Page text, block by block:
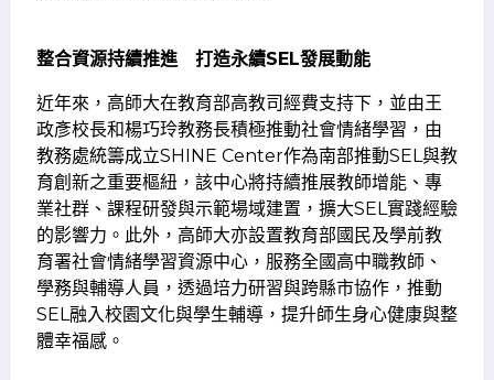
整合資源持續推進 打造永續SEL發展動能
近年來，高師大在教育部高教司經費支持下，並由王
政彥校長和楊巧玲教務長積極推動社會情緒學習，由
教務處統籌成立SHINE Center作為南部推動SEL與教
育創新之重要樞紐，該中心將持續推展教師增能、專
業社群、課程研發與示範場域建置，擴大SEL實踐經驗
的影響力。此外，高師大亦設置教育部國民及學前教
育署社會情緒學習資源中心，服務全國高中職教師、
學務與輔導人員，透過培力研習與跨縣市協作，推動
SEL融入校園文化與學生輔導，提升師生身心健康與整
體幸福感。